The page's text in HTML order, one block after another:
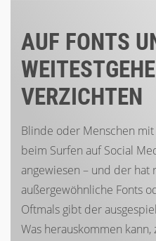
AUF FONTS
VERZICHTEN
Blinde oder Menschen
beim Surfen auf Social
angewiesen – und der hat
außergewöhnliche Fonts
Oftmals gibt der
Was herauskommen